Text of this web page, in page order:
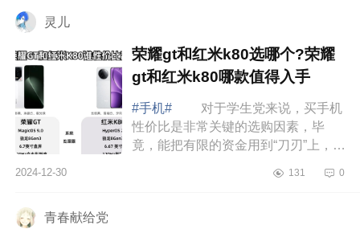
灵儿
荣耀gt和红米k80选哪个?荣耀
gt和红米k80哪款值得入手
#手机#
对于学生党来说，买手机
性价比是非常关键的选购因素，毕
竟，能把有限的资金用到“刀刃”上，才
家说下目前提及较多的荣耀GT和红米
2024-12-30 131 0
青春献给党